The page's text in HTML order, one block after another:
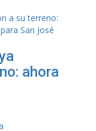
ahora